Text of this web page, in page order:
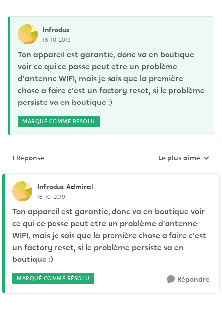
Infrodus
18-10-2019
Ton appareil est garantie, donc va en boutique
voir ce qui ce passe peut etre un problème
d'antenne WIFI, mais je sais que la première
chose a faire c'est un factory reset, si le problème
persiste va en boutique :)
MARQUÉ COMME RÉSOLU
1 Réponse Réponses triées
Le plus aimé
Infrodus Admiral
18-10-2019
Ton appareil est garantie, donc va en boutique voir
ce qui ce passe peut etre un problème d'antenne
WIFI, mais je sais que la première chose a faire c'est
un factory reset, si le problème persiste va en
boutique :)
MARQUÉ COMME RÉSOLU Répondre